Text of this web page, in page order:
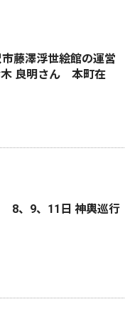
藤澤浮世絵館の運営
良明さん 本町在
8、9、11日 神輿巡行